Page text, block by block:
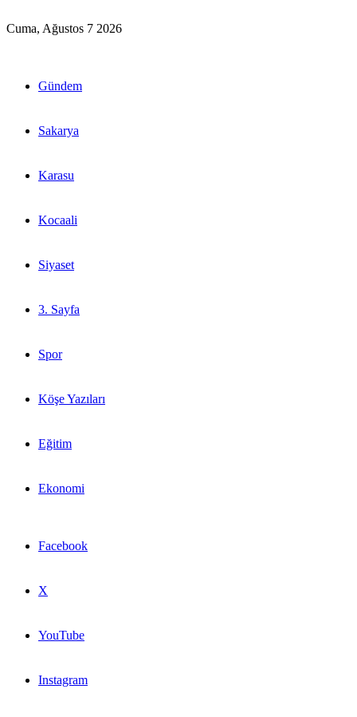
Cuma, Ağustos 7 2026
Gündem
Sakarya
Karasu
Kocaali
Siyaset
3. Sayfa
Spor
Köşe Yazıları
Eğitim
Ekonomi
Facebook
X
YouTube
Instagram